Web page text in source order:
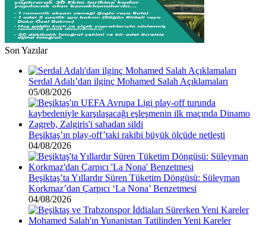
Son Yazılar
Serdal Adalı’dan ilginç Mohamed Salah Açıklamaları
05/08/2026
Beşiktaş’ın play-off’taki rakibi büyük ölçüde netleşti
04/08/2026
Beşiktaş’ta Yıllardır Süren Tüketim Döngüsü: Süleyman
Korkmaz’dan Çarpıcı ‘La Nona’ Benzetmesi
04/08/2026